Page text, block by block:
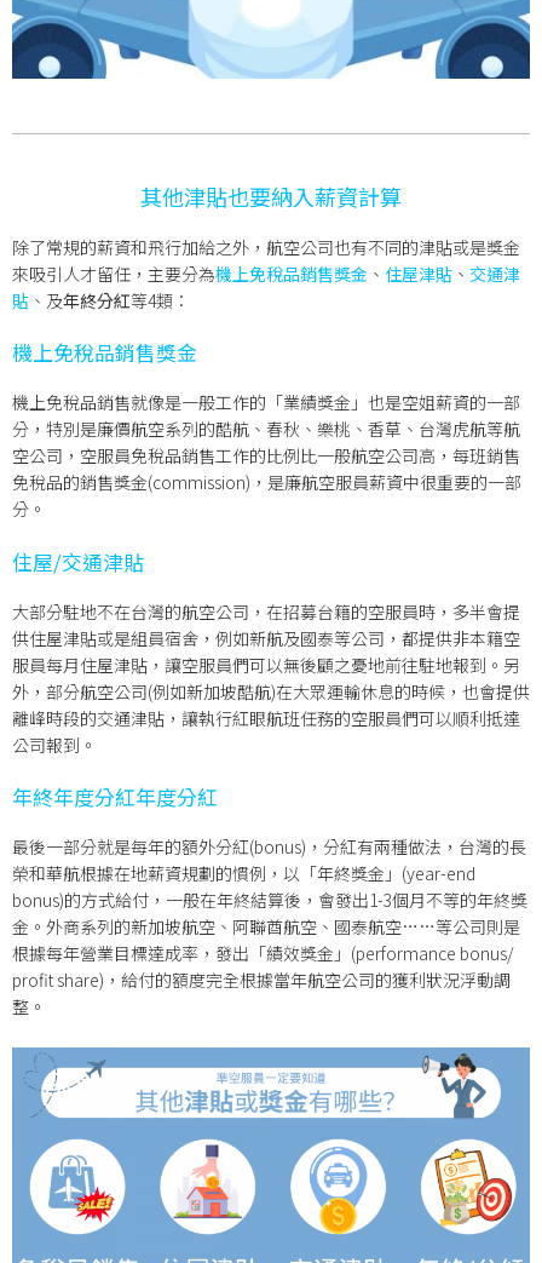
其他津貼也要納入薪資計算
除了常規的薪資和飛行加給之外，航空公司也有不同的津貼或是獎金
來吸引人才留任，主要分為機上免稅品銷售獎金 、 住屋津貼 、 交通津
貼 、及年終分紅等4類：
機上免稅品銷售獎金
機上免稅品銷售就像是一般工作的「業績獎金」也是空姐薪資的一部
分，特別是廉價航空系列的酷航、春秋、樂桃、香草、台灣虎航等航
空公司，空服員免稅品銷售工作的比例比一般航空公司高，每班銷售
免稅品的銷售獎金(commission)，是廉航空服員薪資中很重要的一部
分。
住屋/交通津貼
大部分駐地不在台灣的航空公司，在招募台籍的空服員時，多半會提
供住屋津貼或是組員宿舍，例如新航及國泰等公司，都提供非本籍空
服員每月住屋津貼，讓空服員們可以無後顧之憂地前往駐地報到。另
外，部分航空公司(例如新加坡酷航)在大眾運輸休息的時候，也會提供
離峰時段的交通津貼，讓執行紅眼航班任務的空服員們可以順利抵達
公司報到。
年終年度分紅年度分紅
最後一部分就是每年的額外分紅(bonus)，分紅有兩種做法，台灣的長
榮和華航根據在地薪資規劃的慣例，以「年終獎金」(year-end
bonus)的方式給付，一般在年終結算後，會發出1-3個月不等的年終獎
金。外商系列的新加坡航空、阿聯酋航空、國泰航空……等公司則是
根據每年營業目標達成率，發出「績效獎金」(performance bonus/
profit share)，給付的額度完全根據當年航空公司的獲利狀況浮動調
整。